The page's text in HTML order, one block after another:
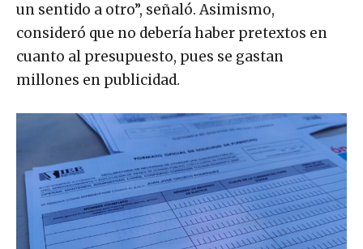
un sentido a otro”, señaló. Asimismo,
consideró que no debería haber pretextos en
cuanto al presupuesto, pues se gastan
millones en publicidad.